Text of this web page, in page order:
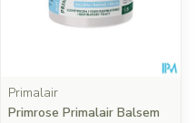
Primalair
Primrose Primalair Balsem